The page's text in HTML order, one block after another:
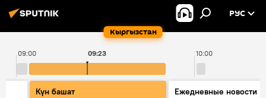
Кыргызстан
РУС
09:00 10:00
09:23
Күн башат
Ежедневные новости